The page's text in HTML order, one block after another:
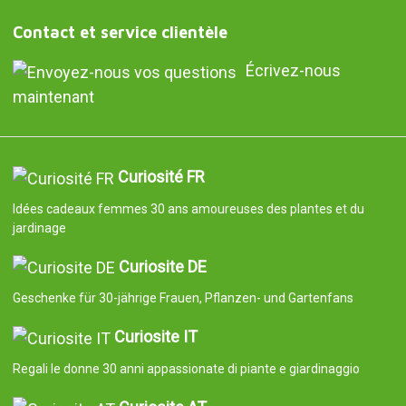
Contact et service clientèle
Écrivez-nous
maintenant
Curiosité FR
Idées cadeaux femmes 30 ans amoureuses des plantes et du
jardinage
Curiosite DE
Geschenke für 30-jährige Frauen, Pflanzen- und Gartenfans
Curiosite IT
Regali le donne 30 anni appassionate di piante e giardinaggio